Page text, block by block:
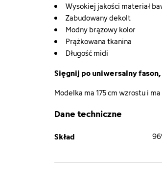
Wysokiej jakości materiał
Zabudowany dekolt
Modny brązowy kolor
Prążkowana tkanina
Długość midi
Sięgnij po uniwersalny
Modelka ma 175 cm wzrostu i
Dane techniczne
Skład